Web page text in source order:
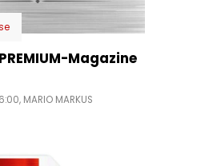
Magazine
MARIO MARKUS